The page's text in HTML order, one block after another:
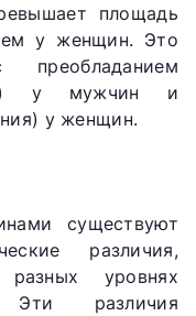
площадь
у женщин. Это
у мужчин и
у женщин.
существуют
различия,
уровнях
Эти различия